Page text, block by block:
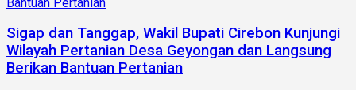
Sigap dan Tanggap, Wakil Bupati Cirebon Kunjungi
Wilayah Pertanian Desa Geyongan dan Langsung
Berikan Bantuan Pertanian